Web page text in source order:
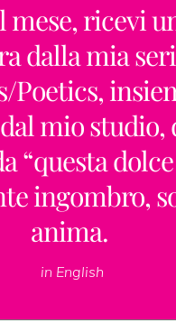
mese, ricevi
dalla mia
Poetics,
mio studio,
“questa
ingombro,
anima.
in English